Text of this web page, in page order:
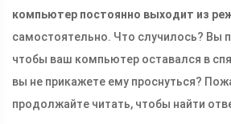
компьютер постоянно выходит из
самостоятельно. Что случилось? Вы
чтобы ваш компьютер оставался в
вы не прикажете ему проснуться?
продолжайте читать, чтобы найти